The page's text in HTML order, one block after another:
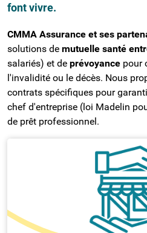
font vivre.
CMMA Assurance et ses
solutions de mutuelle santé
salariés) et de prévoyance pour
l'invalidité ou le décès. Nous
contrats spécifiques pour
chef d'entreprise (loi Madelin
de prêt professionnel.